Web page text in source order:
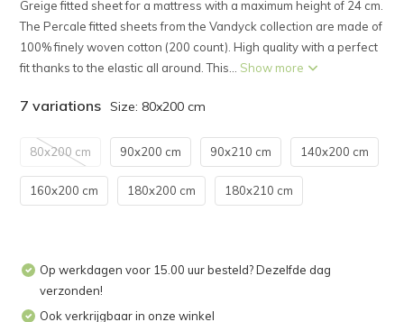
Greige fitted sheet for a mattress with a maximum height of 24 cm.
The Percale fitted sheets from the Vandyck collection are made of
100% finely woven cotton (200 count). High quality with a perfect
fit thanks to the elastic all around. This... Show more
7 variations Size: 80x200 cm
80x200 cm 90x200 cm 90x210 cm 140x200 cm
160x200 cm 180x200 cm 180x210 cm
Op werkdagen voor 15.00 uur besteld? Dezelfde dag
verzonden!
Ook verkrijgbaar in onze winkel